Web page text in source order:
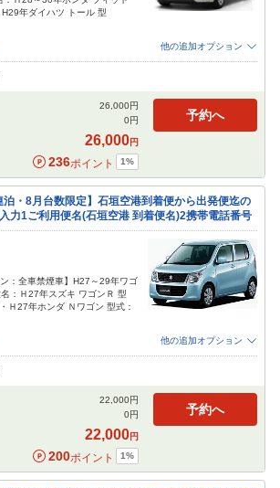
年ダイハツ トール 型
他の追加オプション
画面で選択ができます）
26,000円
0円
26,000円
236ポイント 1%
予約へ
泊・8月台数限定】石垣空港到着便から出発便迄の
力1ご利用便名(石垣空港 到着便名)2携帯電話番号
：全車禁煙車】H27～29年ワゴ
：Ｈ27年スズキ ワゴンＲ 型
Ｈ27年ホンダ Ｎワゴン 型式：
他の追加オプション
画面で選択ができます）
22,000円
0円
22,000円
200ポイント 1%
予約へ